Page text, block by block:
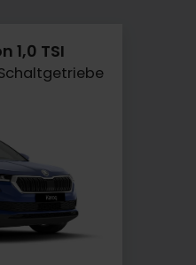
1,0 TSI